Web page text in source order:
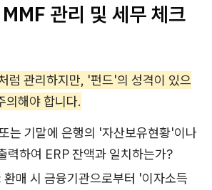
관리 및 세무 체크
럼 관리하지만, '펀드'의 성격이 있으
의해야 합니다.
는 기말에 은행의 '자산보유현황'이나
력하여 ERP 잔액과 일치하는가?
환매 시 금융기관으로부터 '이자소득